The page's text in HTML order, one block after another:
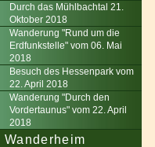
Durch das Mühlbachtal 21.
Oktober 2018
Wanderung "Rund um die
Erdfunkstelle" vom 06. Mai
2018
Besuch des Hessenpark vom
22. April 2018
Wanderung "Durch den
Vordertaunus" vom 22. April
2018
Wanderheim